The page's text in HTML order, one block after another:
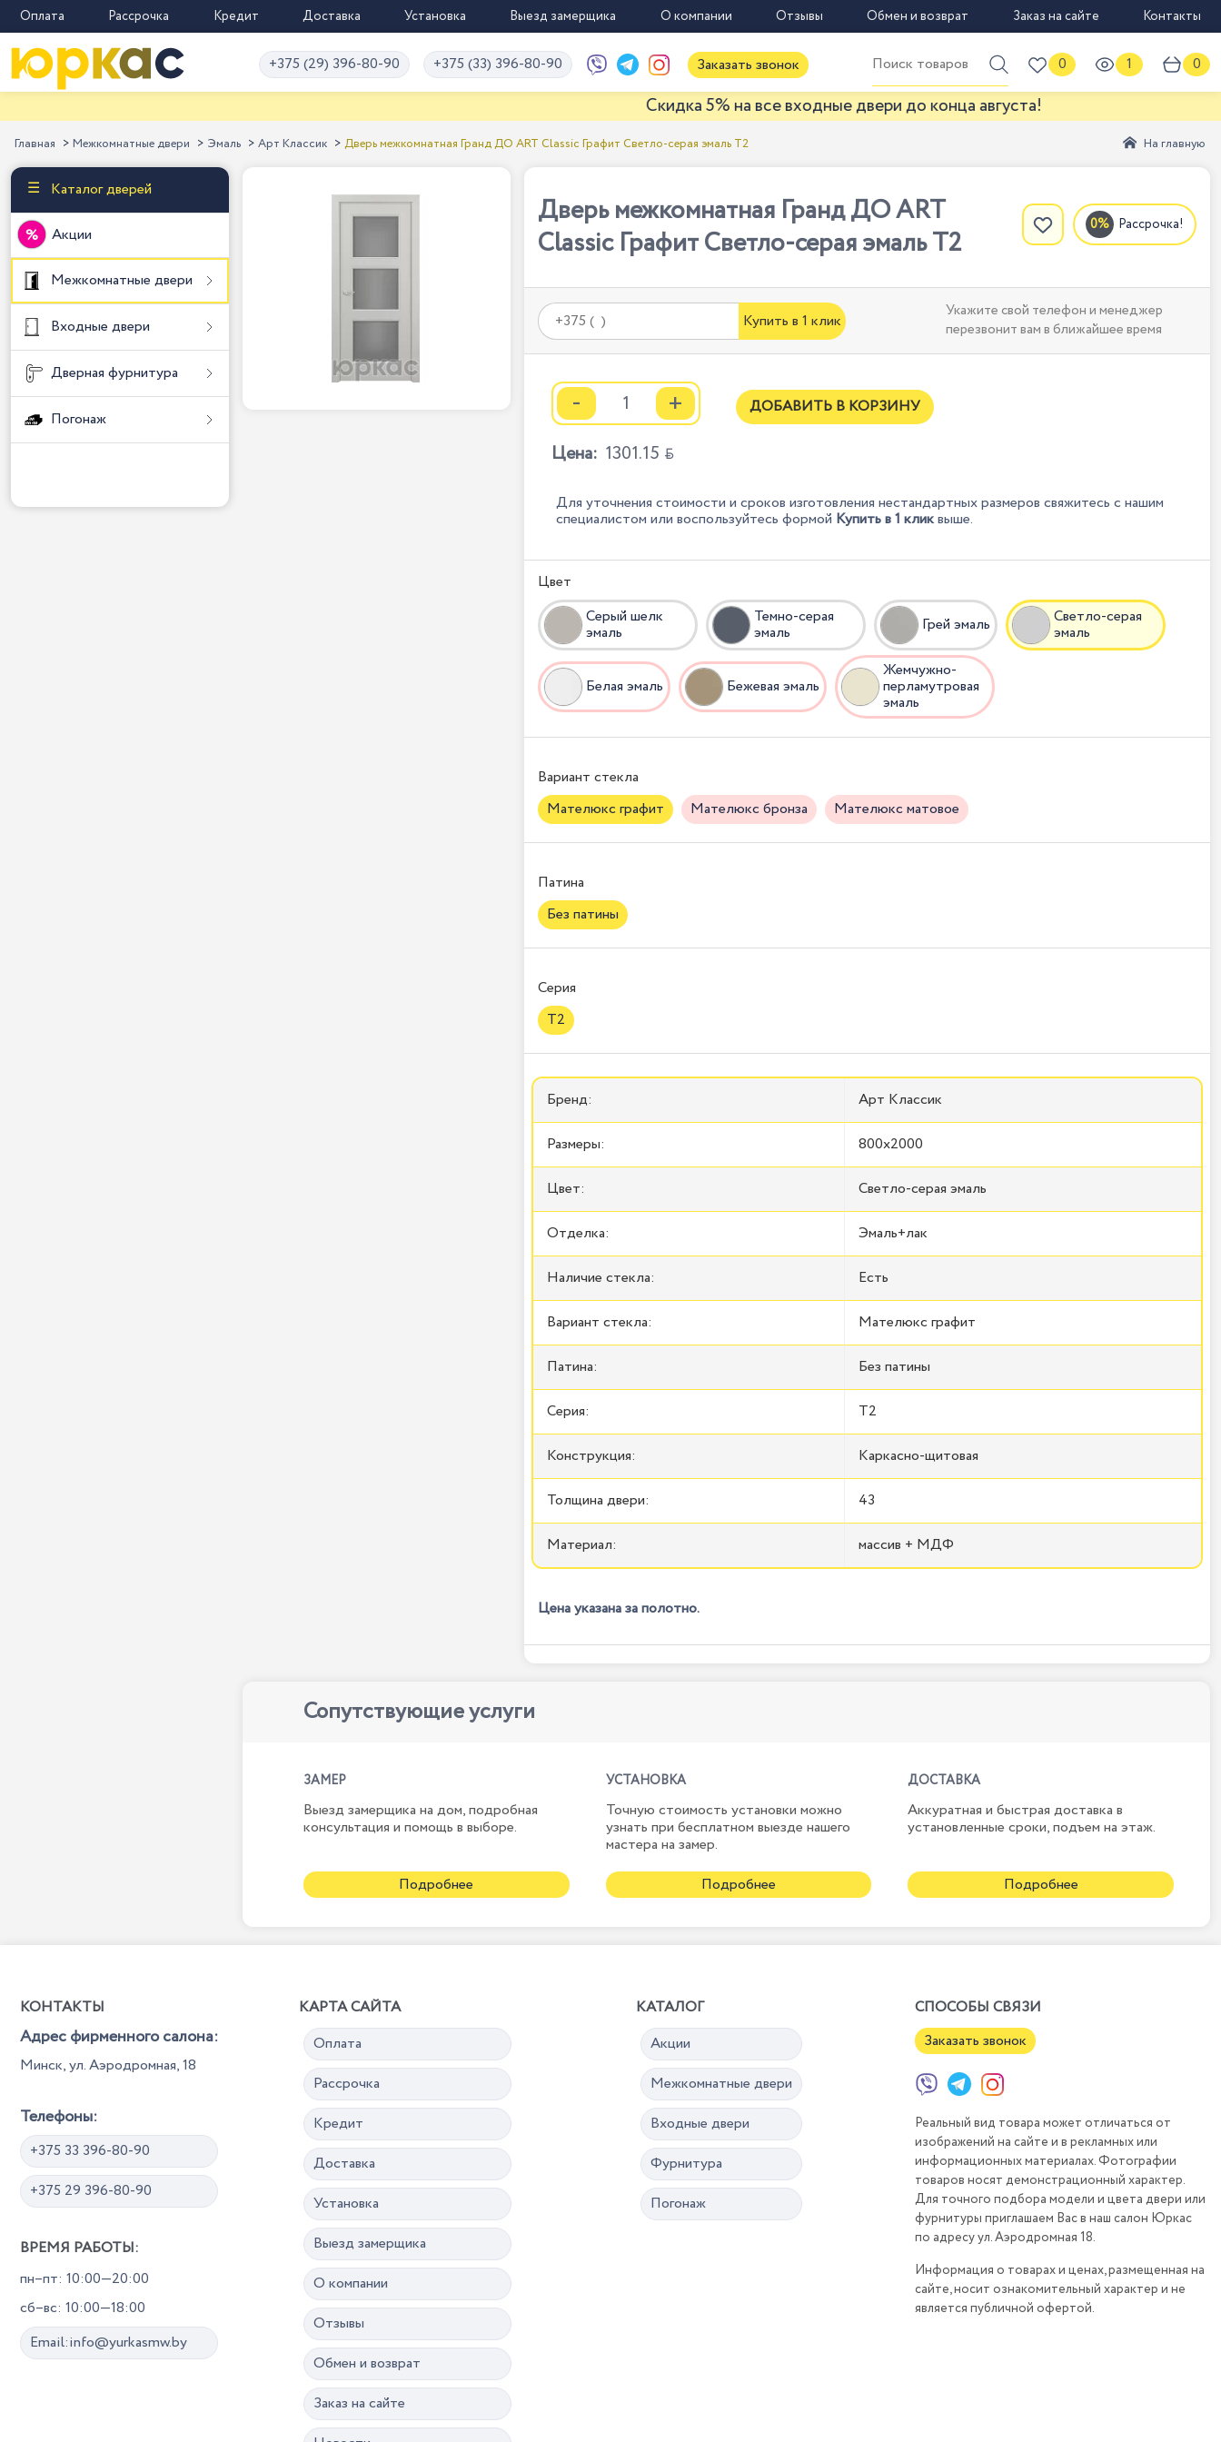
Оплата Рассрочка Кредит Доставка Установка Выезд замерщика О компании Отзывы Обмен и возврат Заказ на сайте Контакты
+375 (29) 396-80-90 +375 (33) 396-80-90 Заказать звонок 0 1 0
Скидка 5% на все входные двери до конца августа!
Главная Межкомнатные двери Эмаль Арт Классик Дверь межкомнатная Гранд ДО ART Classic Графит Светло-серая эмаль Т2 На главную
Каталог дверей
Акции
Межкомнатные двери
Входные двери
Дверная фурнитура
Погонаж
Дверь межкомнатная Гранд ДО ART
Classic Графит Светло-серая эмаль Т2
Рассрочка!
Купить в 1 клик
Укажите свой телефон и менеджер
перезвонит вам в ближайшее время
- +
Цена: 1301.15 
ДОБАВИТЬ В КОРЗИНУ
Для уточнения стоимости и сроков изготовления нестандартных размеров свяжитесь с нашим
специалистом или воспользуйтесь формой Купить в 1 кликвыше.
Цвет
Серый шелк
эмаль
Темно-серая
эмаль Грей эмаль Светло-серая
эмаль
Белая эмаль Бежевая эмаль
Жемчужно-
перламутровая
эмаль
Вариант стекла
Мателюкс графит
Мателюкс бронза Мателюкс матовое
Патина
Без патины
Серия
T2
Бренд: Арт Классик
Размеры: 800x2000
Цвет: Светло-серая эмаль
Отделка: Эмаль+лак
Наличие стекла: Есть
Вариант стекла: Мателюкс графит
Патина: Без патины
Серия: T2
Конструкция: Каркасно-щитовая
Толщина двери: 43
Материал: массив + МДФ
Цена указана за полотно.
Сопутствующие услуги
ЗАМЕР
Выезд замерщика на дом, подробная
консультация и помощь в выборе.
Подробнее
УСТАНОВКА
Точную стоимость установки можно
узнать при бесплатном выезде нашего
мастера на замер.
Подробнее
ДОСТАВКА
Аккуратная и быстрая доставка в
установленные сроки, подъем на этаж.
Подробнее
КОНТАКТЫ
Адрес фирменного салона:
Минск, ул. Аэродромная, 18
Телефоны:
+375 33 396-80-90
+375 29 396-80-90
ВРЕМЯ РАБОТЫ:
пн–пт: 10:00—20:00
сб–вс: 10:00—18:00
Email:info@yurkasmw.by
КАРТА САЙТА
Оплата
Рассрочка
Кредит
Доставка
Установка
Выезд замерщика
О компании
Отзывы
Обмен и возврат
Заказ на сайте
КАТАЛОГ
Акции
Межкомнатные двери
Входные двери
Фурнитура
Погонаж
СПОСОБЫ СВЯЗИ
Заказать звонок
Реальный вид товара может отличаться от
изображений на сайте и в рекламных или
информационных материалах. Фотографии
товаров носят демонстрационный характер.
Для точного подбора модели и цвета двери или
фурнитуры приглашаем Вас в наш салон Юркас
по адресу ул. Аэродромная 18.
Информация о товарах и ценах, размещенная на
сайте, носит ознакомительный характер и не
является публичной офертой.